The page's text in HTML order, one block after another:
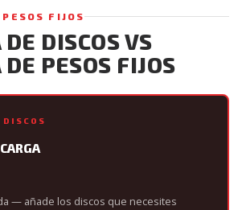
FIJOS
DISCOS VS
PESOS FIJOS
— añade los discos que necesites